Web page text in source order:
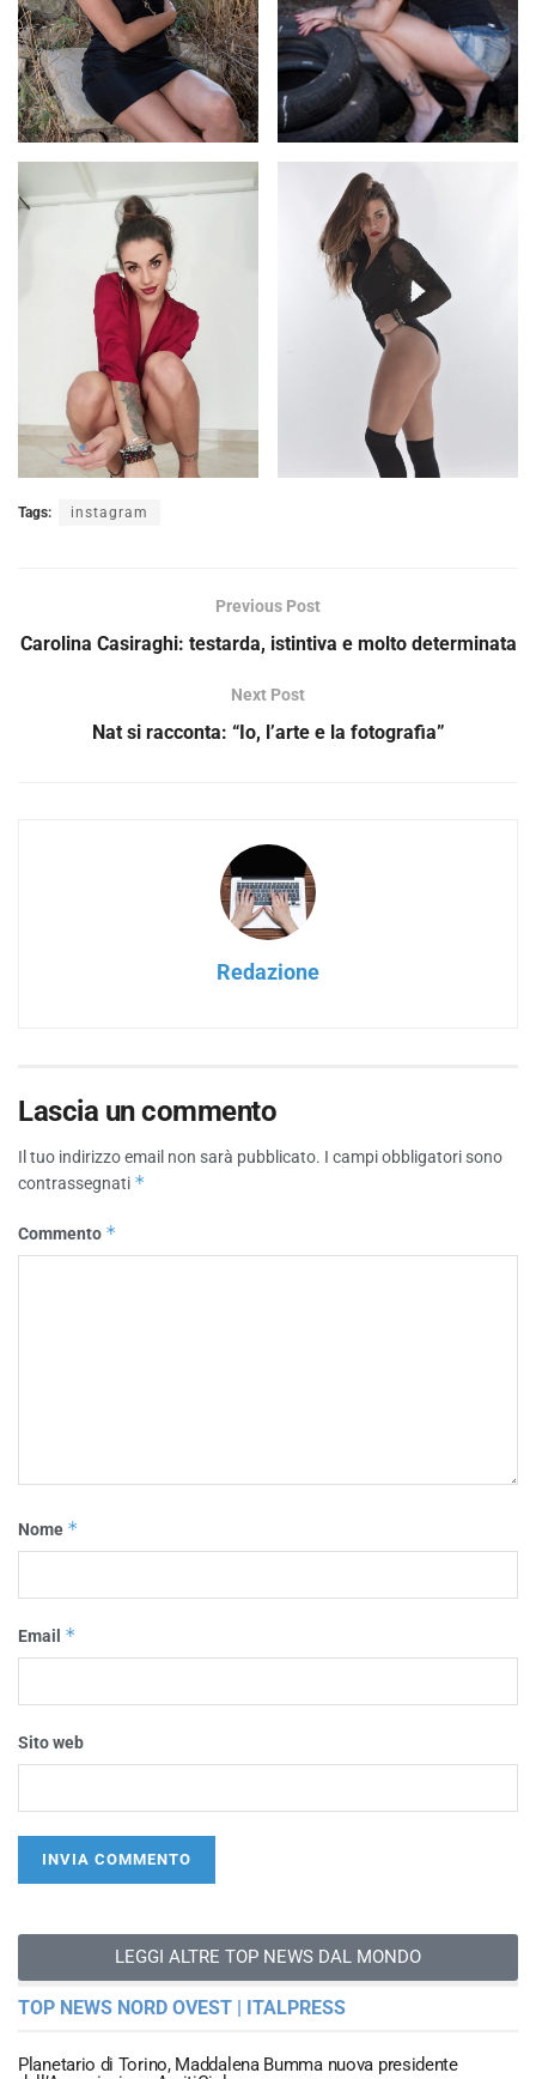
Tags: instagram
Previous Post
Carolina Casiraghi: testarda, istintiva e molto determinata
Next Post
Nat si racconta: “Io, l’arte e la fotografia”
Redazione
Lascia un commento
Il tuo indirizzo email non sarà pubblicato. I campi obbligatori sono
contrassegnati *
Commento *
Nome *
Email *
Sito web
LEGGI ALTRE TOP NEWS DAL MONDO
TOP NEWS NORD OVEST | ITALPRESS
Planetario di Torino, Maddalena Bumma nuova presidente